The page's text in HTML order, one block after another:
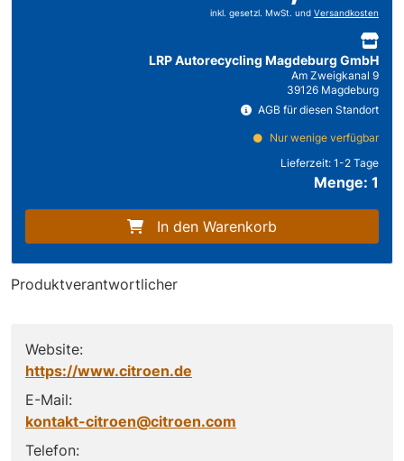
inkl. gesetzl. MwSt. und Versandkosten
LRP Autorecycling Magdeburg GmbH
Am Zweigkanal 9
39126 Magdeburg
AGB für diesen Standort
Nur wenige verfügbar
Lieferzeit: 1-2 Tage
Menge: 1
In den Warenkorb
Produktverantwortlicher
Website:
https://www.citroen.de
E-Mail:
kontakt-citroen@citroen.com
Telefon: